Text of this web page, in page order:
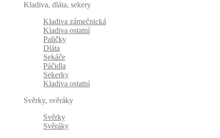
Kladiva, dláta, sekery
Kladiva zámečnická
Kladiva ostatní
Paličky
Dláta
Sekáče
Páčidla
Sekerky
Kladiva ostatní
Svěrky, svěráky
Svěrky
Svěráky